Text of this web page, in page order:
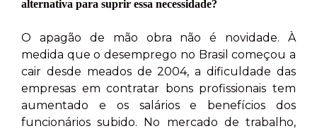
alternativa para suprir essa necessidade?
O apagão de mão obra não é novidade. À
medida que o desemprego no Brasil começou a
cair desde meados de 2004, a dificuldade das
empresas em contratar bons profissionais tem
aumentado e os salários e benefícios dos
funcionários subido. No mercado de trabalho,